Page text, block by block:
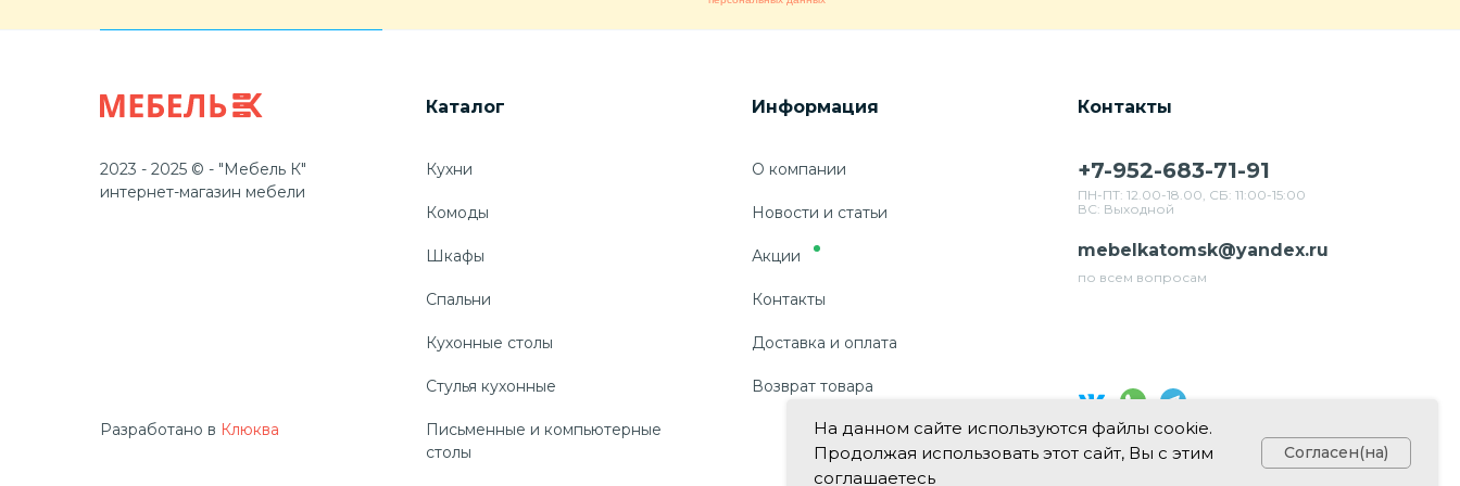
+7-952-683-71-91
ПН-ПТ: 12.00-18.00, СБ: 11:00-15:00
ВС: Выходной
Каталог Информация Контакты
Разработано в Клюква
Кухни
Комоды
Шкафы
Спальни
Кухонные столы
Стулья кухонные
Письменные и компьютерные
столы
mebelkatomsk@yandex.ru
по всем вопросам
2023 - 2025 © - "Мебель К"
интернет-магазин мебели
Свяжитесь с нами в соц. сетях
О компании
Новости и статьи
Акции
Контакты
Доставка и оплата
Возврат товара
На данном сайте используются файлы cookie.
Продолжая использовать этот сайт, Вы с этим
соглашаетесь
Согласен(на)